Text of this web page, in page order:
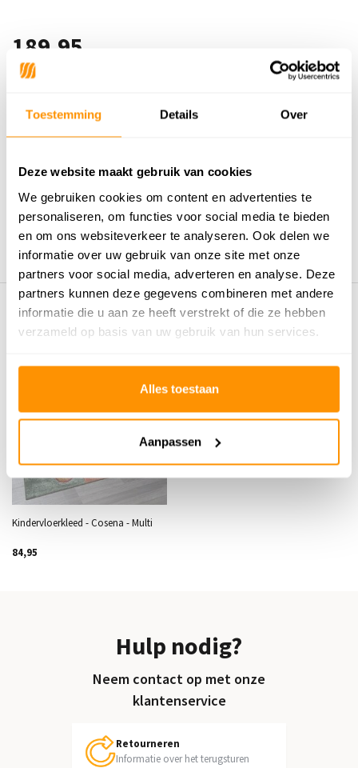
Toestemming Details Over
Deze website maakt gebruik van cookies
We gebruiken cookies om content en advertenties te
personaliseren, om functies voor social media te bieden
en om ons websiteverkeer te analyseren. Ook delen we
informatie over uw gebruik van onze site met onze
partners voor social media, adverteren en analyse. Deze
partners kunnen deze gegevens combineren met andere
informatie die u aan ze heeft verstrekt of die ze hebben
verzameld op basis van uw gebruik van hun services.
Alles toestaan
Aanpassen
189,95
Reviews
Er zijn nog geen reviews geschreven over dit product..
Schrijf je eigen review
Eerder bekeken door jou
Kindervloerkleed - Cosena - Multi
84,95
Hulp nodig?
Neem contact op met onze
klantenservice
Retourneren
Informatie over het terugsturen